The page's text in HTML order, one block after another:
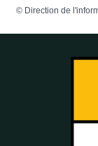
© Direction de